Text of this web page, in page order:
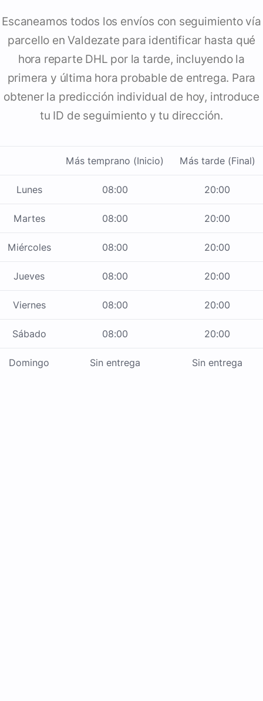
Escaneamos todos los envíos con seguimiento vía
parcello en Valdezate para identificar hasta qué
hora reparte DHL por la tarde, incluyendo la
primera y última hora probable de entrega. Para
obtener la predicción individual de hoy, introduce
tu ID de seguimiento y tu dirección.
Más temprano (Inicio) Más tarde (Final)
Lunes 08:00 20:00
Martes 08:00 20:00
Miércoles 08:00 20:00
Jueves 08:00 20:00
Viernes 08:00 20:00
Sábado 08:00 20:00
Domingo Sin entrega Sin entrega